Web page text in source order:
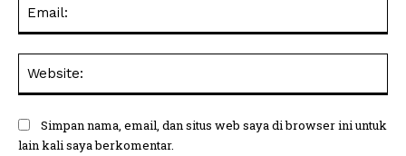
Simpan nama, email, dan situs web saya di browser ini untuk
lain kali saya berkomentar.